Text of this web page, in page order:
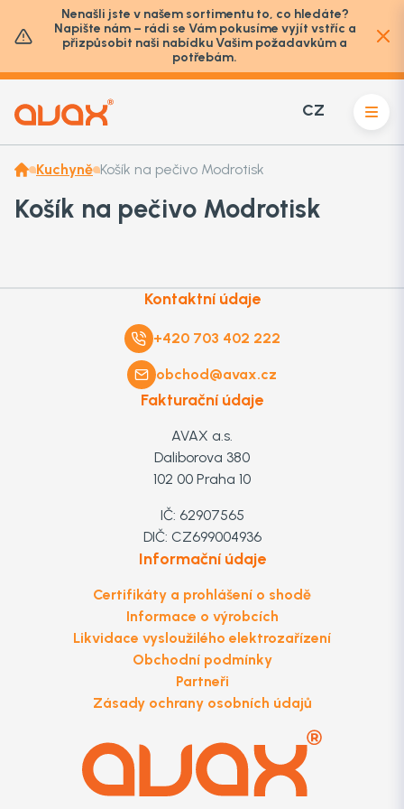
Nenašli jste v našem sortimentu to, co hledáte?
Napište nám – rádi se Vám pokusíme vyjít vstříc a
přizpůsobit naši nabídku Vašim požadavkům a
potřebám.
CZ
Kuchyně Košík na pečivo Modrotisk
Košík na pečivo Modrotisk
Kontaktní údaje
+420 703 402 222
obchod@avax.cz
Fakturační údaje
AVAX a.s.
Daliborova 380
102 00 Praha 10
IČ: 62907565
DIČ: CZ699004936
Informační údaje
Certifikáty a prohlášení o shodě
Informace o výrobcích
Likvidace vysloužilého elektrozařízení
Obchodní podmínky
Partneři
Zásady ochrany osobních údajů